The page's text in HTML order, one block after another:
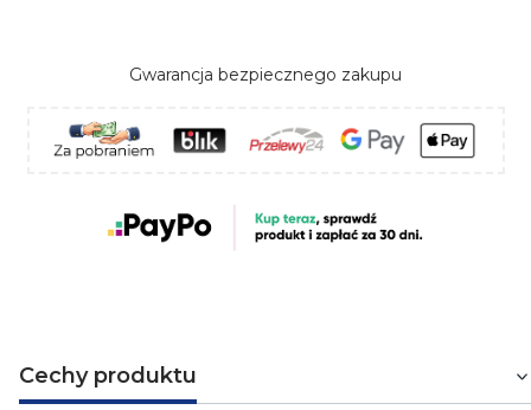
Gwarancja bezpiecznego zakupu
Cechy produktu